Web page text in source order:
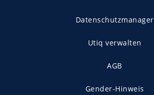
Datenschutzmanager
Utiq verwalten
AGB
Gender-Hinweis